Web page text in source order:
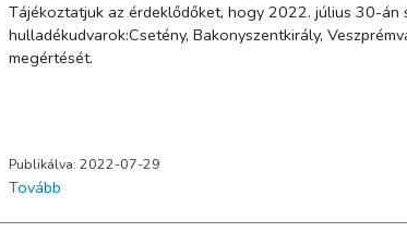
Tájékoztatjuk az érdeklődőket, hogy 2022. július 30-án szombaton betegség miatt zárva lesznek az alábbi
hulladékudvarok:Csetény, Bakonyszentkirály, Veszprémvarsány, Csót, Ugod, Pápateszér. Cégünk megköszöni a lakosság
megértését.
Publikálva: 2022-07-29
Tovább